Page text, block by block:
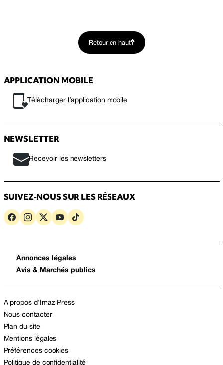
Retour en haut
APPLICATION MOBILE
Télécharger l’application mobile
NEWSLETTER
Recevoir les newsletters
SUIVEZ-NOUS SUR LES RÉSEAUX
Annonces légales
Avis & Marchés publics
A propos d’Imaz Press
Nous contacter
Plan du site
Mentions légales
Préférences cookies
Politique de confidentialité